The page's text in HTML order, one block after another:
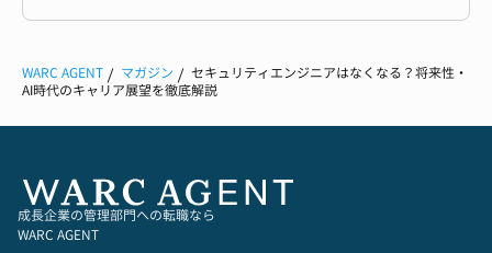
WARC AGENT マガジン
セキュリティエンジニアはなくなる？将来性・
AI時代のキャリア展望を徹底解説
成長企業の管理部門への転職なら
WARC AGENT